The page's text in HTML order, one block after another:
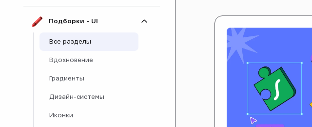
Подборки - UI
Все разделы
Вдохновение
Градиенты
Дизайн-системы
Иконки